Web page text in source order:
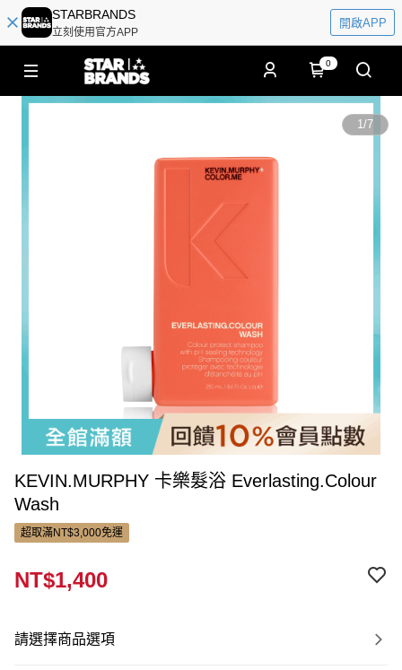
STARBRANDS
立刻使用官方APP
開啟APP
0
1/7
KEVIN.MURPHY 卡樂髮浴 Everlasting.Colour
Wash
超取滿NT$3,000免運
NT$1,400
請選擇商品選項